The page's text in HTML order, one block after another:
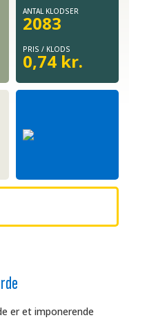
ANTAL KLODSER
2083
PRIS / KLODS
0,74 kr.
er et imponerende